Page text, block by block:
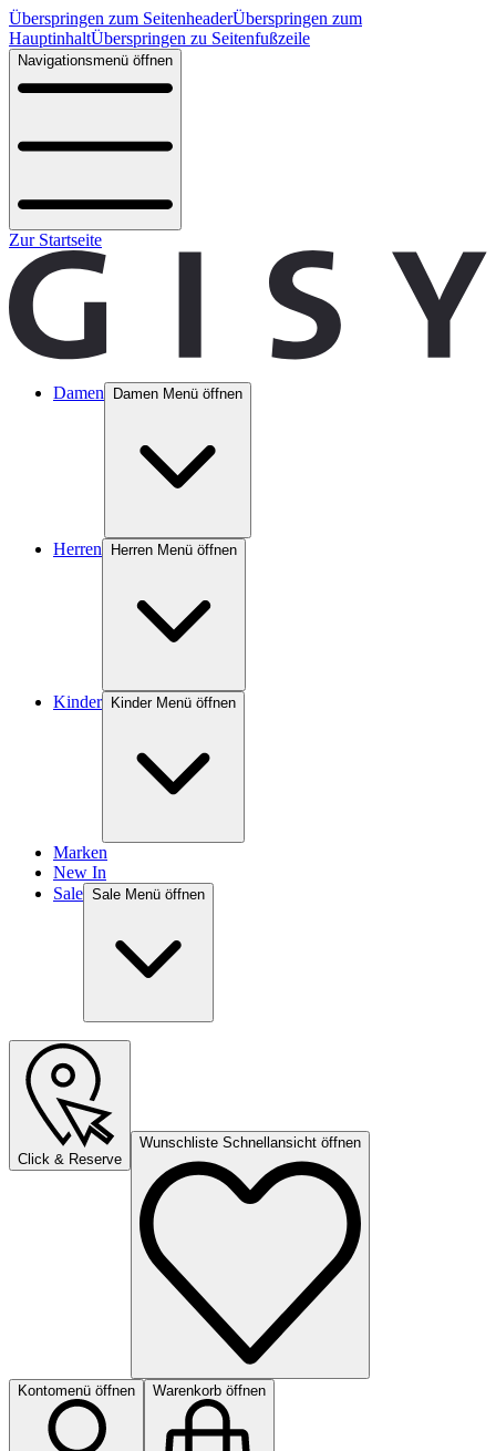
Überspringen zum SeitenheaderÜberspringen zum
HauptinhaltÜberspringen zu Seitenfußzeile
Navigationsmenü öffnen
Zur Startseite
Damen Damen Menü öffnen
Herren Herren Menü öffnen
Kinder Kinder Menü öffnen
Marken
New In
Sale Sale Menü öffnen
Click & Reserve
Wunschliste Schnellansicht öffnen
Kontomenü öffnen Warenkorb öffnen